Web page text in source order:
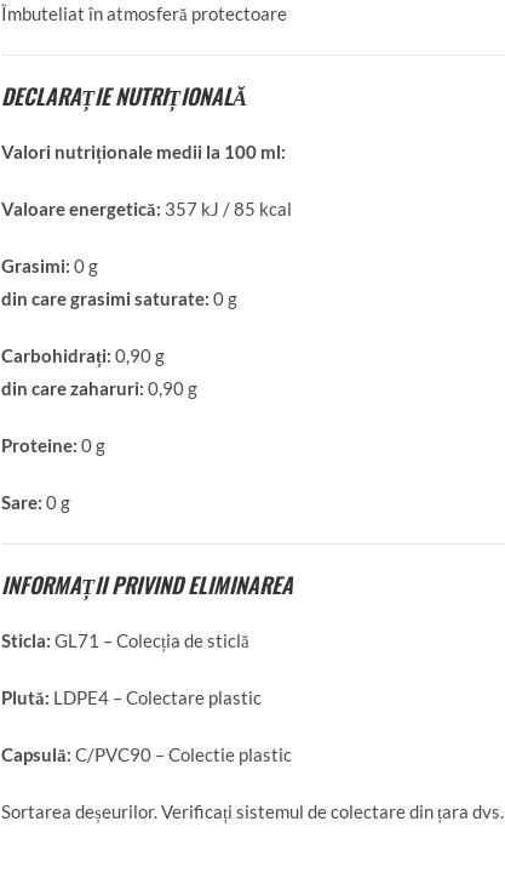
Îmbuteliat în atmosferă protectoare
DECLARAȚIE NUTRIȚIONALĂ
Valori nutriționale medii la 100 ml:
Valoare energetică: 357 kJ / 85 kcal
Grasimi: 0 g
din care grasimi saturate: 0 g
Carbohidrați: 0,90 g
din care zaharuri: 0,90 g
Proteine: 0 g
Sare: 0 g
INFORMAȚII PRIVIND ELIMINAREA
Sticla: GL71 – Colecția de sticlă
Plută: LDPE4 – Colectare plastic
Capsulă: C/PVC90 – Colectie plastic
Sortarea deșeurilor. Verificați sistemul de colectare din țara dvs.